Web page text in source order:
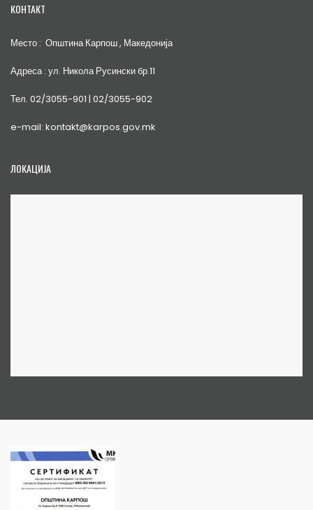
КОНТАКТ
Место : Општина Карпош , Македонија
Адреса : ул. Никола Русински бр.11
Тел. 02/3055-901 | 02/3055-902
e-mail: kontakt@karpos.gov.mk
ЛОКАЦИЈА